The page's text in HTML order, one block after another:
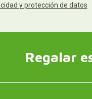
y protección de datos
Regalar